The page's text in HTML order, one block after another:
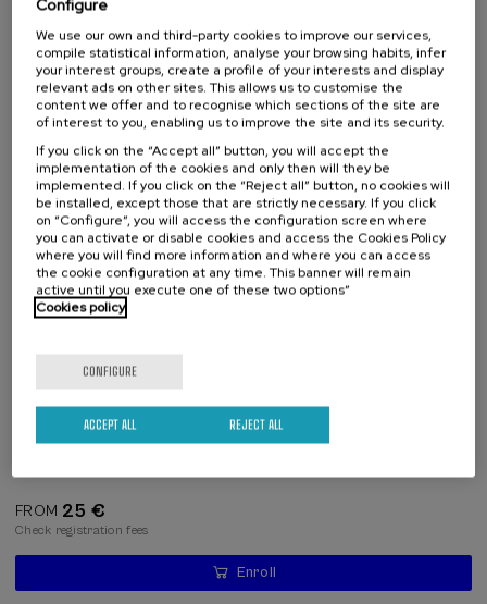
intelectual o psicosocial ante las administraciones públicas.
Conocer los modelos alternativos a la institucionalización y al
internamiento involuntario y comparar diseños de estrategias que
permitan cumplir los objetivos de desinstitucionalización marcados
por el Comité de Naciones Unidas sobre los Derechos de las
Personas con Discapacidad.
Distinguir las diferentes responsabilidades y obligaciones de
instituciones públicas y operadores privados de servicios
esenciales y su coordinación en relación con la facilitación de los
ajustes y de los apoyos a personas con discapacidad intelectual o
psicosocial.
Conocer el rol del Ministerio Fiscal como institución de referencia en
la coordinación de la detección y evaluación de necesidades de
Organised by
In collaboration with
FROM 25 €
Check registration fees
Enroll
Last
places
Configure
We use our own and third-party cookies to improve our services,
compile statistical information, analyse your browsing habits, infer
your interest groups, create a profile of your interests and display
relevant ads on other sites. This allows us to customise the
content we offer and to recognise which sections of the site are
of interest to you, enabling us to improve the site and its security.
If you click on the “Accept all” button, you will accept the
implementation of the cookies and only then will they be
implemented. If you click on the “Reject all” button, no cookies will
be installed, except those that are strictly necessary. If you click
on “Configure”, you will access the configuration screen where
you can activate or disable cookies and access the Cookies Policy
where you will find more information and where you can access
the cookie configuration at any time. This banner will remain
active until you execute one of these two options”
Cookies policy
CONFIGURE
REJECT ALL
ACCEPT ALL